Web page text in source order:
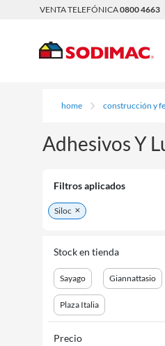
VENTA TELEFÓNICA0800 4663
home construcción y
Adhesivos Y
Filtros aplicados
Siloc
Stock en tienda
Sayago Giannattasio
Plaza Italia
Precio